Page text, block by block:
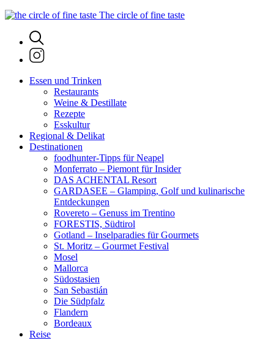
The circle of fine taste
Essen und Trinken
Restaurants
Weine & Destillate
Rezepte
Esskultur
Regional & Delikat
Destinationen
foodhunter-Tipps für Neapel
Monferrato – Piemont für Insider
DAS ACHENTAL Resort
GARDASEE – Glamping, Golf und kulinarische
Entdeckungen
Rovereto – Genuss im Trentino
FORESTIS, Südtirol
Gotland – Inselparadies für Gourmets
St. Moritz – Gourmet Festival
Mosel
Mallorca
Südostasien
San Sebastián
Die Südpfalz
Flandern
Bordeaux
Reise